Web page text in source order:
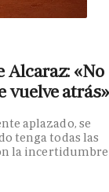
Alcaraz: «No
vuelve atrás»
aplazado, se
tenga todas las
la